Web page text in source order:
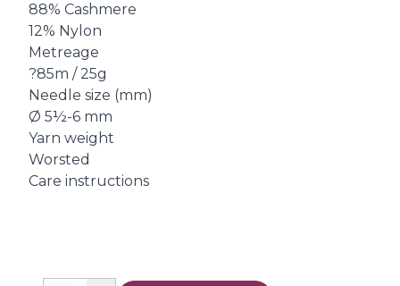
88% Cashmere
12% Nylon
Metreage
?85m / 25g
Needle size (mm)
Ø 5½-6 mm
Yarn weight
Worsted
Care instructions